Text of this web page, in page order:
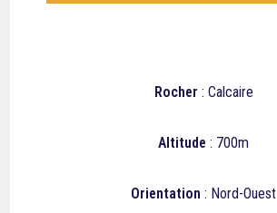
Rocher : Calcaire
Altitude : 700m
Orientation : Nord-Ouest